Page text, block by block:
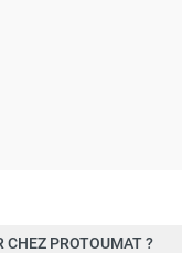
CHEZ PROTOUMAT ?